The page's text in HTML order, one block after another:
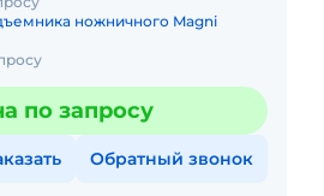
ножничного Magni
по запросу
Обратный звонок